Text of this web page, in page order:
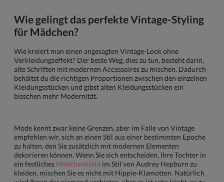
Wie gelingt das perfekte Vintage-Styling
für Mädchen?
Wie kreiert man einen angesagten Vintage-Look ohne
Verkleidungseffekt? Der beste Weg, dies zu tun, besteht darin,
alte Schriften mit modernen Accessoires zu mischen. Dadurch
behältst du die richtigen Proportionen zwischen den einzelnen
Kleidungsstücken und gibst alten Kleidungsstücken ein
bisschen mehr Modernität.
Mode kennt zwar keine Grenzen, aber im Falle von Vintage
empfehlen wir, sich an einen Stil aus einer bestimmten Epoche
zu halten, den Sie zusätzlich mit modernen Elementen
dekorieren können. Wenn Sie sich entscheiden, Ihre Tochter in
ein festliches Mädchenkleid im Stil von Audrey Hepburn zu
kleiden, mischen Sie es nicht mit Hippie-Klamotten. Natürlich